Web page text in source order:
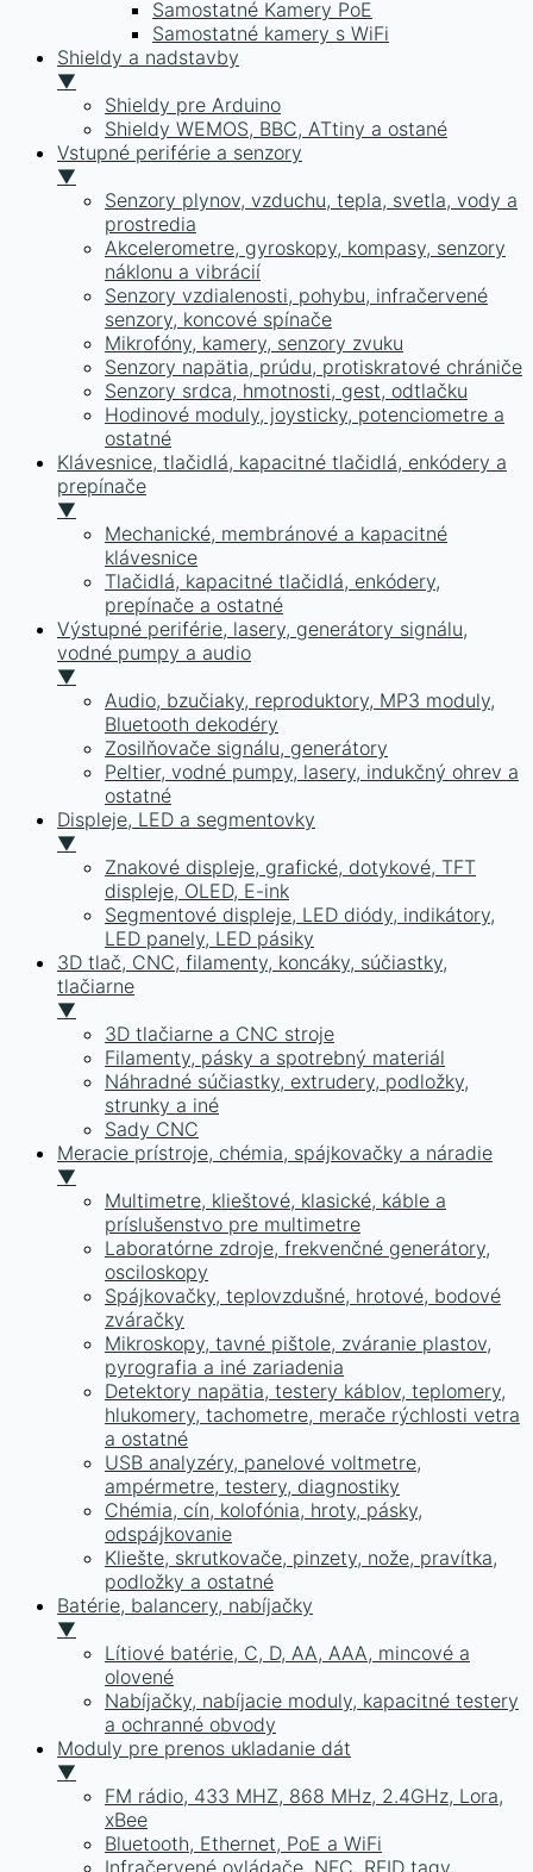
Samostatné Kamery PoE
Samostatné kamery s WiFi
Shieldy a nadstavby
▼
Shieldy pre Arduino
Shieldy WEMOS, BBC, ATtiny a ostané
Vstupné periférie a senzory
▼
Senzory plynov, vzduchu, tepla, svetla, vody a
prostredia
Akcelerometre, gyroskopy, kompasy, senzory
náklonu a vibrácií
Senzory vzdialenosti, pohybu, infračervené
senzory, koncové spínače
Mikrofóny, kamery, senzory zvuku
Senzory napätia, prúdu, protiskratové chrániče
Senzory srdca, hmotnosti, gest, odtlačku
Hodinové moduly, joysticky, potenciometre a
ostatné
Klávesnice, tlačidlá, kapacitné tlačidlá, enkódery a
prepínače
▼
Mechanické, membránové a kapacitné
klávesnice
Tlačidlá, kapacitné tlačidlá, enkódery,
prepínače a ostatné
Výstupné periférie, lasery, generátory signálu,
vodné pumpy a audio
▼
Audio, bzučiaky, reproduktory, MP3 moduly,
Bluetooth dekodéry
Zosilňovače signálu, generátory
Peltier, vodné pumpy, lasery, indukčný ohrev a
ostatné
Displeje, LED a segmentovky
▼
Znakové displeje, grafické, dotykové, TFT
displeje, OLED, E-ink
Segmentové displeje, LED diódy, indikátory,
LED panely, LED pásiky
3D tlač, CNC, filamenty, koncáky, súčiastky,
tlačiarne
▼
3D tlačiarne a CNC stroje
Filamenty, pásky a spotrebný materiál
Náhradné súčiastky, extrudery, podložky,
strunky a iné
Sady CNC
Meracie prístroje, chémia, spájkovačky a náradie
▼
Multimetre, klieštové, klasické, káble a
príslušenstvo pre multimetre
Laboratórne zdroje, frekvenčné generátory,
osciloskopy
Spájkovačky, teplovzdušné, hrotové, bodové
zváračky
Mikroskopy, tavné pištole, zváranie plastov,
pyrografia a iné zariadenia
Detektory napätia, testery káblov, teplomery,
hlukomery, tachometre, merače rýchlosti vetra
a ostatné
USB analyzéry, panelové voltmetre,
ampérmetre, testery, diagnostiky
Chémia, cín, kolofónia, hroty, pásky,
odspájkovanie
Kliešte, skrutkovače, pinzety, nože, pravítka,
podložky a ostatné
Batérie, balancery, nabíjačky
▼
Lítiové batérie, C, D, AA, AAA, mincové a
olovené
Nabíjačky, nabíjacie moduly, kapacitné testery
a ochranné obvody
Moduly pre prenos ukladanie dát
▼
FM rádio, 433 MHZ, 868 MHz, 2.4GHz, Lora,
xBee
Bluetooth, Ethernet, PoE a WiFi
Infračervené ovládače, NFC, RFID tagy,